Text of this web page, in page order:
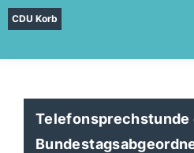
CDU Korb
Telefonsprechstunde